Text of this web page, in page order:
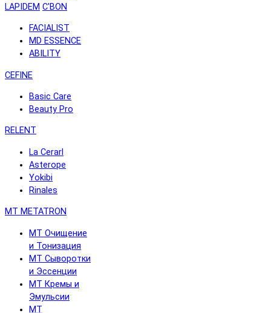
LAPIDEM C'BON
FACIALIST
MD ESSENCE
ABILITY
CEFINE
Basic Care
Beauty Pro
RELENT
La Cerarl
Asterope
Yokibi
Rinales
MT METATRON
MT Очищение
и Тонизация
MT Сыворотки
и Эссенции
MT Кремы и
Эмульсии
MT